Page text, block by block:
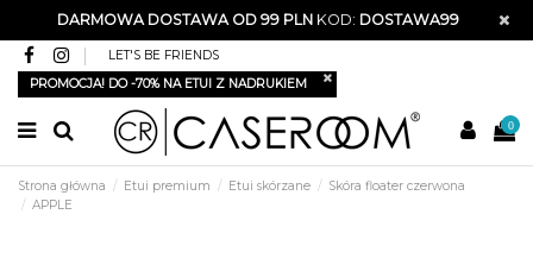
DARMOWA DOSTAWA OD 99 PLNKOD: DOSTAWA99
LET'S BE FRIENDS
PROMOCJA! DO -70% NA ETUI Z NADRUKIEM
0
Strona główna Etui premium Etui skórzane
Skóra floater czerwona
APPLE